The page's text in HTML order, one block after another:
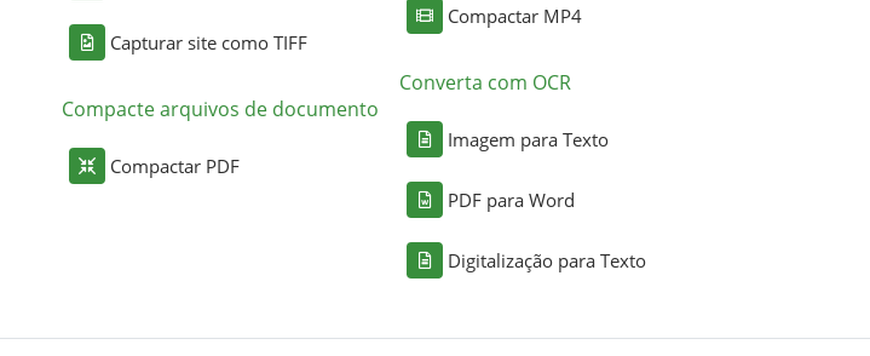
Capturar site como TIFF
Compacte arquivos de documento
Compactar PDF
Compactar MP4
Converta com OCR
Imagem para Texto
PDF para Word
Digitalização para Texto